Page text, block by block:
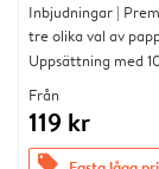
Inbjudningar |
tre olika val av
Uppsättning med
Från
119 kr
offers